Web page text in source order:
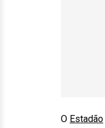
O Estadão